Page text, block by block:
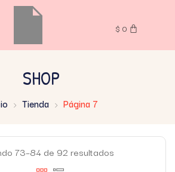
$ 0
SHOP
Tienda Página 7
73–84 de 92 resultados